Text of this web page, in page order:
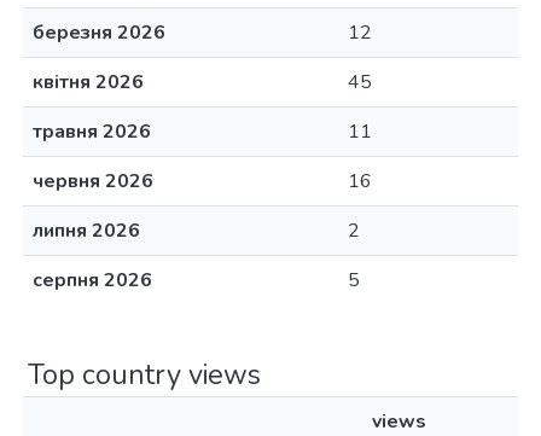
березня 2026
12
квітня 2026
45
травня 2026
11
червня 2026
16
липня 2026
2
серпня 2026
5
Top country views
views